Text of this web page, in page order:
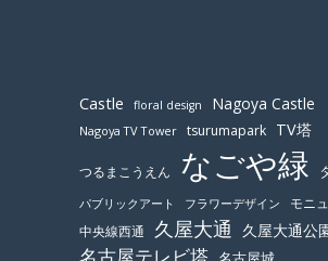
Castle floral design Nagoya Castle
Nagoya TV Tower tsurumapark TV塔
つるまこうえん なごや緑
パブリックアート フラワーデザイン
モニ
中央線西通
久屋大通 久屋大通公